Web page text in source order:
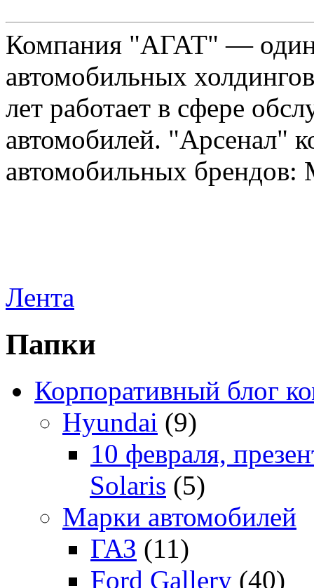
Компания "АГАТ" —
автомобильных
лет работает в сфере
автомобилей. "Арсенал"
автомобильных
Лента
Папки
Корпоративный блог
Hyundai (9)
10 февраля,
Solaris (5)
Марки автомобилей
ГАЗ (11)
Ford Gallery (40)